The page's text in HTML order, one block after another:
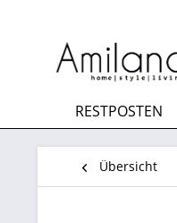
RESTPOSTEN
Übersicht